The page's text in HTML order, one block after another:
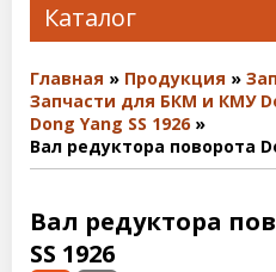
Каталог
Главная Продукция
Запчасти для БКМ и КМУ
Dong Yang SS 1926
Вал редуктора поворота
Вал редуктора
SS 1926